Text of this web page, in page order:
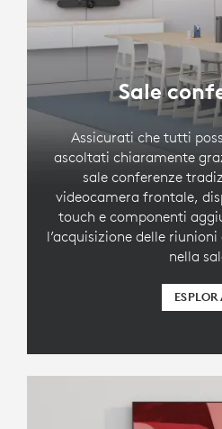
Dispositivo
sale riunioni
Sale
Assicurati che tutti
ascoltati chiaramente
sale conferenze
videocamera frontale,
touch e componenti
l’acquisizione delle
nella